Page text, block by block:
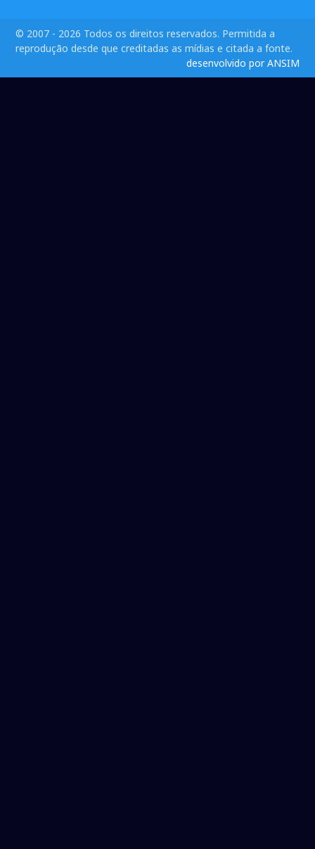
© 2007 - 2026 Todos os direitos reservados. Permitida a
reprodução desde que creditadas as mídias e citada a fonte.
desenvolvido por ANSIM